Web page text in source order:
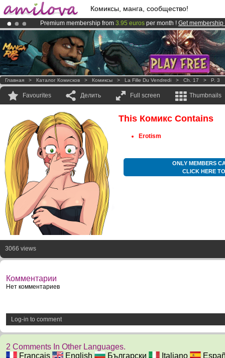
Комиксы, манга, сообщество!
Premium membership from 3.95 euros per month ! Get membership
AmilovaKickstarter is now LIVE!.
Already 100000 membersand 1000 comics & mangas!.
Главная > Каталог Комисков > Комиксы > La Fille Du Vendredi > Ch. 17 > P. 3
Favourites Делить Full screen Thumbnails
This Комикс Contains
Erotism
ONLY MEMBERS
CLICK HERE
3066 views
Комментарии
Нет комментариев
Log-in to comment
2 Comments In Other Languages.
Français
English Български Italiano